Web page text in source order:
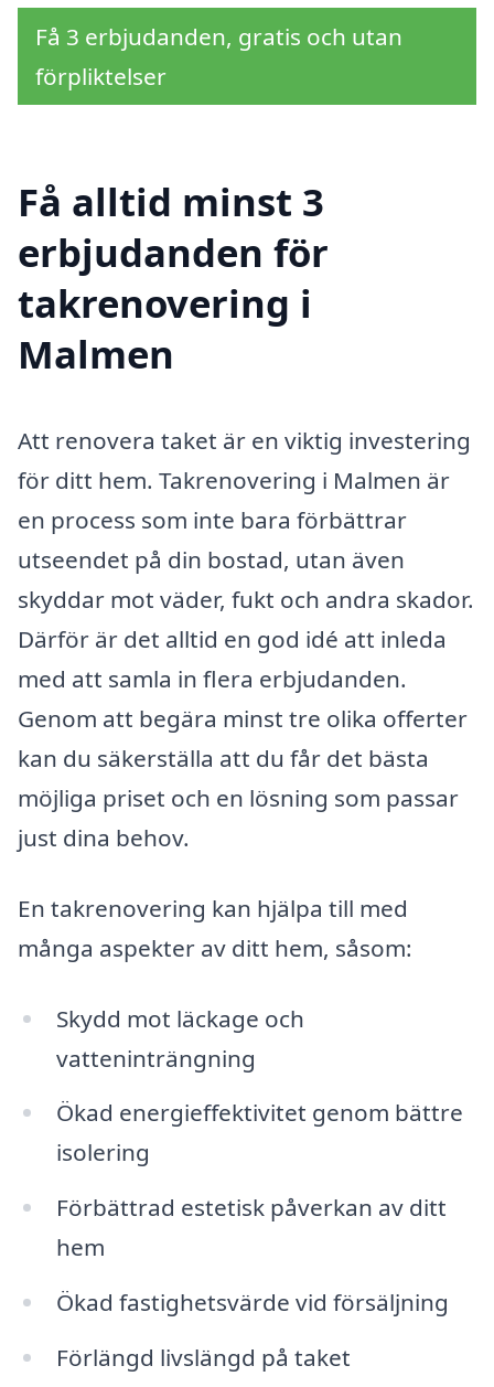
Få 3 erbjudanden, gratis och utan
förpliktelser
Få alltid minst 3
erbjudanden för
takrenovering i
Malmen
Att renovera taket är en viktig investering
för ditt hem. Takrenovering i Malmen är
en process som inte bara förbättrar
utseendet på din bostad, utan även
skyddar mot väder, fukt och andra skador.
Därför är det alltid en god idé att inleda
med att samla in flera erbjudanden.
Genom att begära minst tre olika offerter
kan du säkerställa att du får det bästa
möjliga priset och en lösning som passar
just dina behov.
En takrenovering kan hjälpa till med
många aspekter av ditt hem, såsom:
Skydd mot läckage och
vatteninträngning
Ökad energieffektivitet genom bättre
isolering
Förbättrad estetisk påverkan av ditt
hem
Ökad fastighetsvärde vid försäljning
Förlängd livslängd på taket